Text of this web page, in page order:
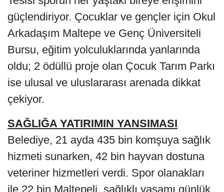
güçlendiriyor. Çocuklar ve gençler için Okul
Arkadaşım Maltepe ve Genç Üniversiteli
Bursu, eğitim yolculuklarında yanlarında
oldu; 2 ödüllü proje olan Çocuk Tarım Parkı
ise ulusal ve uluslararası arenada dikkat
çekiyor.
SAĞLIĞA YATIRIMIN YANSIMASI
Belediye, 21 ayda 435 bin komşuya sağlık
hizmeti sunarken, 42 bin hayvan dostuna
veteriner hizmetleri verdi. Spor olanakları
ile 22 bin Maltepeli, sağlıklı yaşamı günlük